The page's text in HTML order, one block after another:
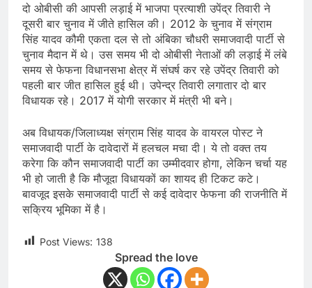
दो ओबीसी की आपसी लड़ाई में भाजपा प्रत्याशी उपेंद्र तिवारी ने
दूसरी बार चुनाव में जीते हासिल की। 2012 के चुनाव में संग्राम
सिंह यादव कौमी एकता दल से तो अंबिका चौधरी समाजवादी पार्टी से
चुनाव मैदान में थे। उस समय भी दो ओबीसी नेताओं की लड़ाई में लंबे
समय से फेफना विधानसभा क्षेत्र में संघर्ष कर रहे उपेंद्र तिवारी को
पहली बार जीत हासिल हुई थी। उपेन्द्र तिवारी लगातार दो बार
विधायक रहे। 2017 में योगी सरकार में मंत्री भी बने।
अब विधायक/जिलाध्यक्ष संग्राम सिंह यादव के वायरल पोस्ट ने
समाजवादी पार्टी के दावेदारों में हलचल मचा दी। ये तो वक्त तय
करेगा कि कौन समाजवादी पार्टी का उम्मीदवार होगा, लेकिन चर्चा यह
भी हो जाती है कि मौजूदा विधायकों का शायद ही टिकट कटे।
बावजूद इसके समाजवादी पार्टी से कई दावेदार फेफना की राजनीति में
सक्रिय भूमिका में है।
Post Views: 138
Spread the love